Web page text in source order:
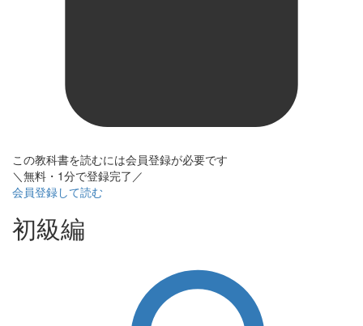
この教科書を読むには会員登録が必要です
＼無料・1分で登録完了／
会員登録して読む
初級編